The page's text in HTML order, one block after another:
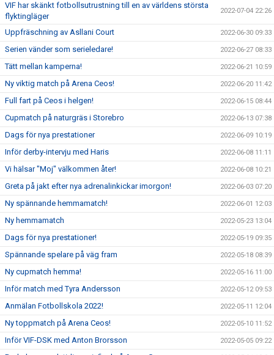
VIF har skänkt fotbollsutrustning till en av världens största
flyktingläger
2022-07-04 22:26
Uppfräschning av Asllani Court 2022-06-30 09:33
Serien vänder som serieledare! 2022-06-27 08:33
Tätt mellan kamperna! 2022-06-21 10:59
Ny viktig match på Arena Ceos! 2022-06-20 11:42
Full fart på Ceos i helgen! 2022-06-15 08:44
Cupmatch på naturgräs i Storebro 2022-06-13 07:38
Dags för nya prestationer 2022-06-09 10:19
Inför derby-intervju med Haris 2022-06-08 11:11
Vi hälsar "Moj" välkommen åter! 2022-06-08 10:21
Greta på jakt efter nya adrenalinkickar imorgon! 2022-06-03 07:20
Ny spännande hemmamatch! 2022-06-01 12:03
Ny hemmamatch 2022-05-23 13:04
Dags för nya prestationer! 2022-05-19 09:35
Spännande spelare på väg fram 2022-05-18 08:39
Ny cupmatch hemma! 2022-05-16 11:00
Inför match med Tyra Andersson 2022-05-12 09:53
Anmälan Fotbollskola 2022! 2022-05-11 12:04
Ny toppmatch på Arena Ceos! 2022-05-10 11:52
Inför VIF-DSK med Anton Brorsson 2022-05-05 09:22